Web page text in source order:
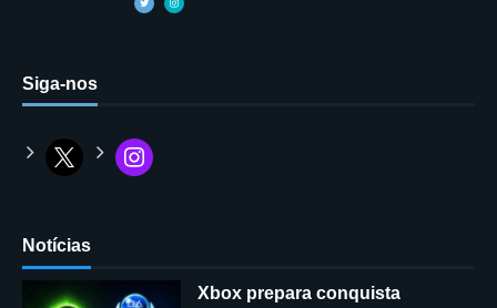
Siga-nos
Notícias
Xbox prepara conquista